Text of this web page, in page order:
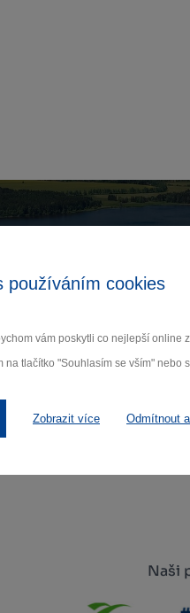
používáním cookies
vám poskytli co nejlepší
na tlačítko "Souhlasím se vším"
Zobrazit více Odmítnout
Naši